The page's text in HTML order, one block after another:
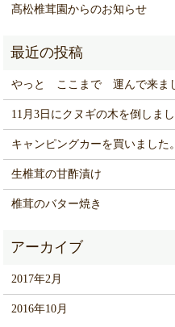
髙松椎茸園からのお知らせ
やっと ここまで 運んで来ま
11月3日にクヌギの木を倒しま
キャンピングカーを買いました。
生椎茸の甘酢漬け
椎茸のバター焼き
2017年2月
2016年10月